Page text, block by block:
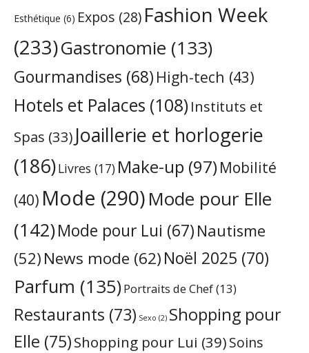
Esthétique (6) Expos (28) Fashion Week
(233)Gastronomie (133)
Gourmandises (68) High-tech (43)
Hotels et Palaces (108) Instituts et
Spas (33) Joaillerie et horlogerie
(186)Livres (17) Make-up (97) Mobilité
(40) Mode (290)Mode pour Elle
(142)Mode pour Lui (67) Nautisme
(52) News mode (62)Noël 2025 (70)
Parfum (135)Portraits de Chef(13)
Restaurants (73) Sexo (2) Shopping pour
Elle (75)Shopping pour Lui (39)Soins